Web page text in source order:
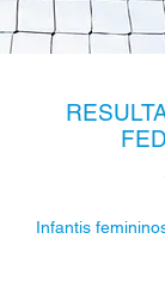
Infantis